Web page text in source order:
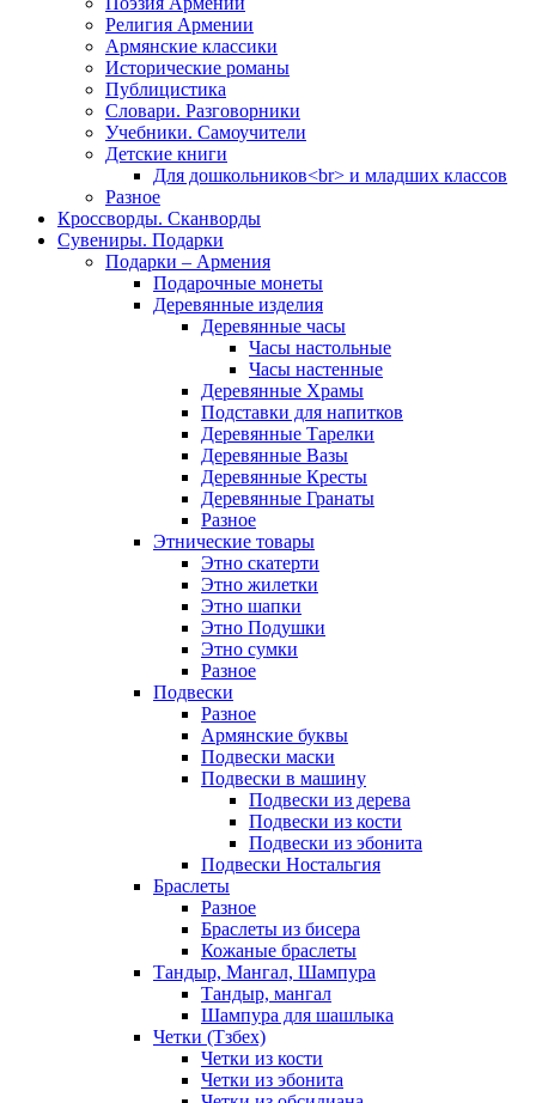
Религия Армении
Армянские классики
Исторические романы
Публицистика
Словари. Разговорники
Учебники. Самоучители
Детские книги
Для дошкольников<br> и младших классов
Разное
Кроссворды. Сканворды
Сувениры. Подарки
Подарки – Армения
Подарочные монеты
Деревянные изделия
Деревянные часы
Часы настольные
Часы настенные
Деревянные Храмы
Подставки для напитков
Деревянные Тарелки
Деревянные Вазы
Деревянные Кресты
Деревянные Гранаты
Разное
Этнические товары
Этно скатерти
Этно жилетки
Этно шапки
Этно Подушки
Этно сумки
Разное
Подвески
Разное
Армянские буквы
Подвески маски
Подвески в машину
Подвески из дерева
Подвески из кости
Подвески из эбонита
Подвески Ностальгия
Браслеты
Разное
Браслеты из бисера
Кожаные браслеты
Тандыр, Мангал, Шампура
Тандыр, мангал
Шампура для шашлыка
Четки (Тзбех)
Четки из кости
Четки из эбонита